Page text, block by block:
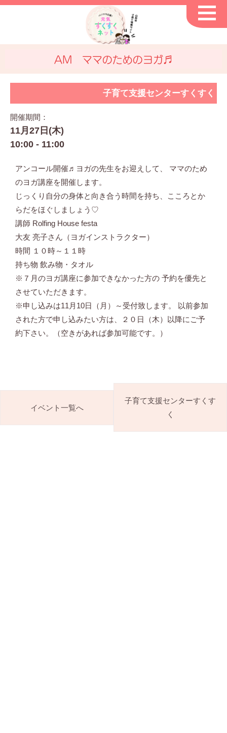
AM ママのためのヨガ♬
子育て支援センターすくすく
開催期間：
11月27日(木)
10:00 - 11:00
アンコール開催♬ヨガの先生をお迎えして、 ママのため
のヨガ講座を開催します。
じっくり自分の身体と向き合う時間を持ち、こころとか
らだをほぐしましょう♡
講師 Rolfing House festa
大友 亮子さん（ヨガインストラクター）
時間 １０時～１１時
持ち物 飲み物・タオル
※７月のヨガ講座に参加できなかった方の 予約を優先と
させていただきます。
※申し込みは11月10日（月）～受付致します。 以前参加
された方で申し込みたい方は、２０日（木）以降にご予
約下さい。（空きがあれば参加可能です。）
イベント一覧へ
子育て支援センターすくす
く